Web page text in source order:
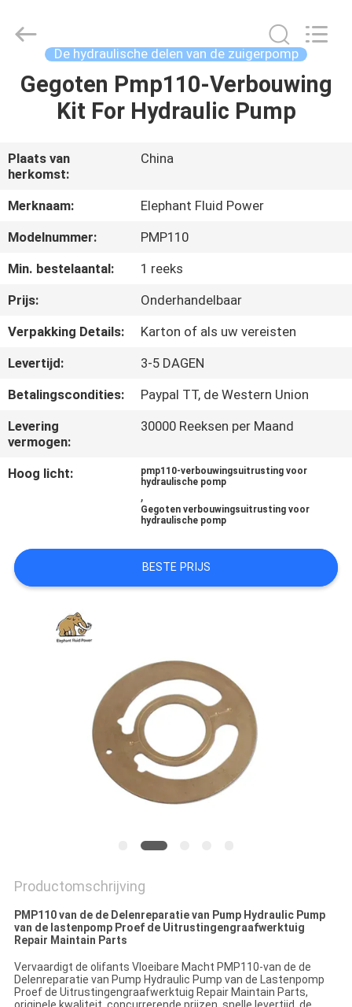
HUIS
ONGEVEER
ONS
FABRIEKSREIS
KWALITEITSCONTROLE
CONTACTEER
ONS
NIEUWS
GEVALLEN
PRIVACY
POLICY
Fluid
Power
Rights
Reserved.
De hydraulische delen van de zuigerpomp
Gegoten Pmp110-Verbouwing
Kit For Hydraulic Pump
Plaats van
herkomst:
China
Merknaam:
Elephant Fluid Power
Modelnummer:
PMP110
Min. bestelaantal:
1 reeks
Prijs:
Onderhandelbaar
Verpakking Details:
Karton of als uw vereisten
Levertijd:
3-5 DAGEN
Betalingscondities:
Paypal TT, de Western Union
Levering
vermogen:
30000 Reeksen per Maand
Hoog licht:
pmp110-verbouwingsuitrusting voor
hydraulische pomp
,
Gegoten verbouwingsuitrusting voor
hydraulische pomp
BESTE PRIJS
Productomschrijving
PMP110 van de de Delenreparatie van Pump Hydraulic Pump
van de lastenpomp Proef de Uitrustingengraafwerktuig
Repair Maintain Parts
Vervaardigt de olifants Vloeibare Macht PMP110-van de de
Delenreparatie van Pump Hydraulic Pump van de Lastenpomp
Proef de Uitrustingengraafwerktuig Repair Maintain Parts,